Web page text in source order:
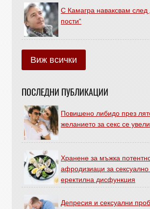
С Камагра наваксвам след
пости“
Виж всички
ПОСЛЕДНИ ПУБЛИКАЦИИ
Повишено либидо през
желанието за секс се
Хранене за мъжка
афродизиаци за сексуално
еректилна дисфункция
Депресия и сексуални